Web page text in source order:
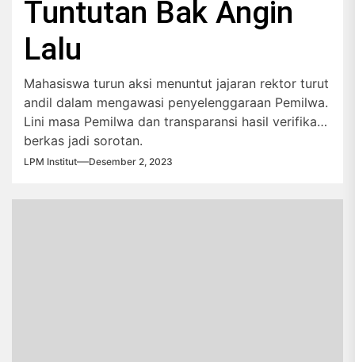
Tuntutan Bak Angin
Lalu
Mahasiswa turun aksi menuntut jajaran rektor turut
andil dalam mengawasi penyelenggaraan Pemilwa.
Lini masa Pemilwa dan transparansi hasil verifikasi
berkas jadi sorotan.
LPM Institut Desember 2, 2023